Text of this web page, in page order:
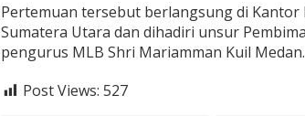
Pertemuan tersebut berlangsung di Kantor
Sumatera Utara dan dihadiri unsur
pengurus MLB Shri Mariamman Kuil Medan.
Post Views: 527